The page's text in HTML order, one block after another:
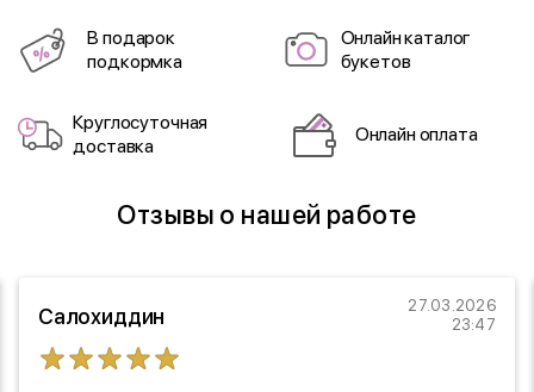
В подарок
подкормка
Онлайн каталог
букетов
Круглосуточная
доставка
Онлайн оплата
Отзывы о нашей работе
Салохиддин
27.03.2026
23:47